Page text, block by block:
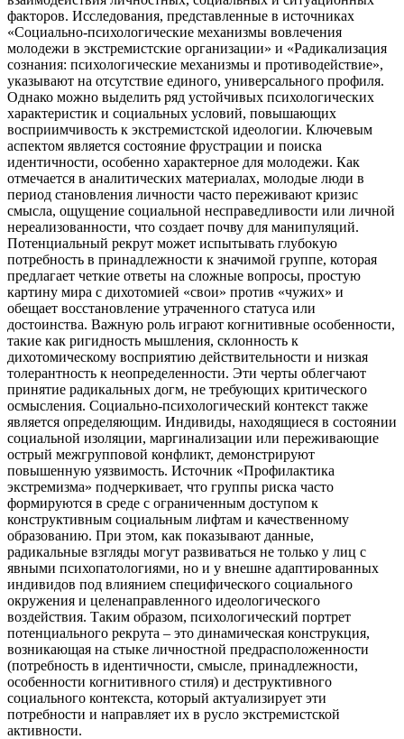
факторов. Исследования, представленные в источниках
«Социально-психологические механизмы вовлечения
молодежи в экстремистские организации» и «Радикализация
сознания: психологические механизмы и противодействие»,
указывают на отсутствие единого, универсального профиля.
Однако можно выделить ряд устойчивых психологических
характеристик и социальных условий, повышающих
восприимчивость к экстремистской идеологии. Ключевым
аспектом является состояние фрустрации и поиска
идентичности, особенно характерное для молодежи. Как
отмечается в аналитических материалах, молодые люди в
период становления личности часто переживают кризис
смысла, ощущение социальной несправедливости или личной
нереализованности, что создает почву для манипуляций.
Потенциальный рекрут может испытывать глубокую
потребность в принадлежности к значимой группе, которая
предлагает четкие ответы на сложные вопросы, простую
картину мира с дихотомией «свои» против «чужих» и
обещает восстановление утраченного статуса или
достоинства. Важную роль играют когнитивные особенности,
такие как ригидность мышления, склонность к
дихотомическому восприятию действительности и низкая
толерантность к неопределенности. Эти черты облегчают
принятие радикальных догм, не требующих критического
осмысления. Социально-психологический контекст также
является определяющим. Индивиды, находящиеся в состоянии
социальной изоляции, маргинализации или переживающие
острый межгрупповой конфликт, демонстрируют
повышенную уязвимость. Источник «Профилактика
экстремизма» подчеркивает, что группы риска часто
формируются в среде с ограниченным доступом к
конструктивным социальным лифтам и качественному
образованию. При этом, как показывают данные,
радикальные взгляды могут развиваться не только у лиц с
явными психопатологиями, но и у внешне адаптированных
индивидов под влиянием специфического социального
окружения и целенаправленного идеологического
воздействия. Таким образом, психологический портрет
потенциального рекрута – это динамическая конструкция,
возникающая на стыке личностной предрасположенности
(потребность в идентичности, смысле, принадлежности,
особенности когнитивного стиля) и деструктивного
социального контекста, который актуализирует эти
потребности и направляет их в русло экстремистской
активности.